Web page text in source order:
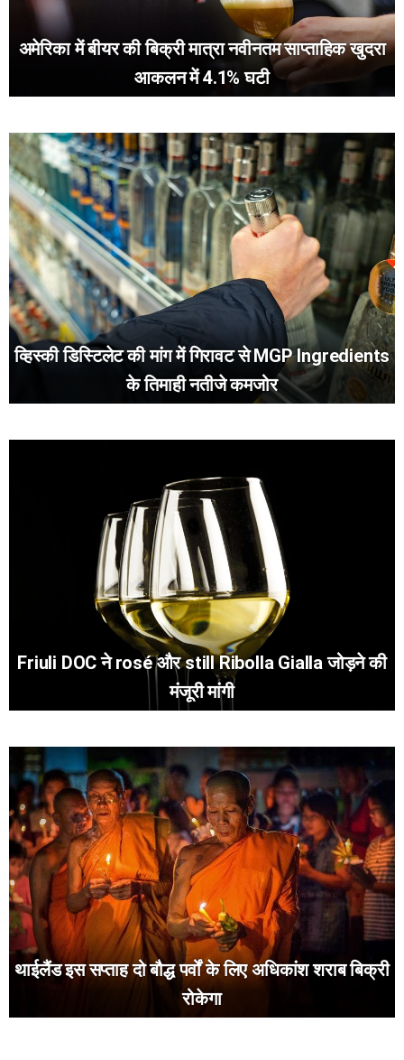
अमेरिका में बीयर की बिक्री मात्रा नवीनतम साप्ताहिक खुदरा
आकलन में 4.1% घटी
व्हिस्की डिस्टिलेट की मांग में गिरावट से MGP Ingredients
के तिमाही नतीजे कमजोर
Friuli DOC ने rosé और still Ribolla Gialla जोड़ने की
मंजूरी मांगी
थाईलैंड इस सप्ताह दो बौद्ध पर्वों के लिए अधिकांश शराब बिक्री
रोकेगा